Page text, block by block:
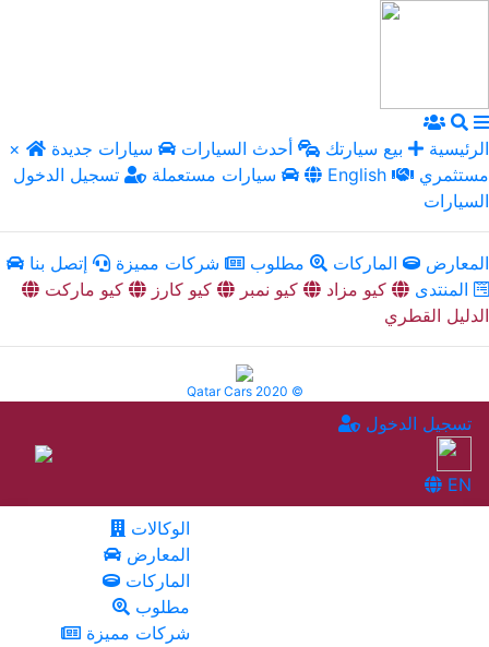
× الرئيسية بيع سيارتك أحدث السيارات
سيارات جديدة
سيارات مستعملة
تسجيل الدخول English
السيارات
المعارض الماركات مطلوب شركات مميزة
إتصل بنا
المنتدى
كيو مزاد كيو نمبر كيو كارز
كيو ماركت
الدليل القطري
Qatar Cars 2020 ©
تسجيل الدخول
EN
الوكالات
المعارض
الماركات
مطلوب
شركات مميزة